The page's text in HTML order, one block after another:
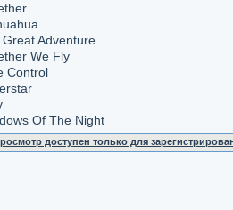
Adventure
We Fly
Control
Of The Night
доступен только для